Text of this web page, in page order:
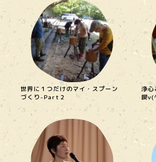
世界に１つだけのマイ・スプーン
づくり-Part２
浄
喫